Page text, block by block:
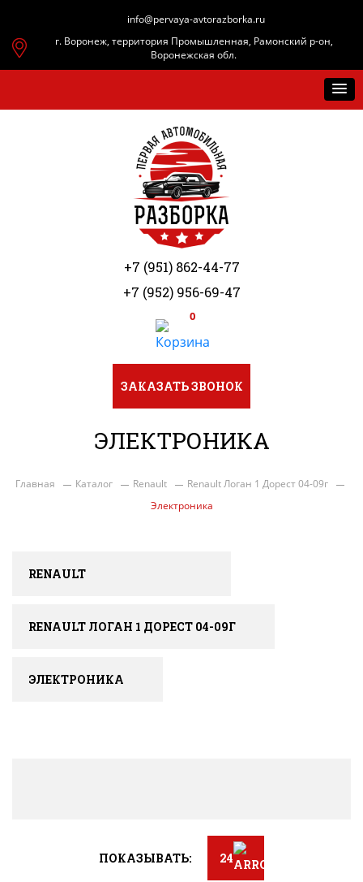
info@pervaya-avtorazborka.ru
г. Воронеж, территория Промышленная, Рамонский р-он,
Воронежская обл.
0
ЗАКАЗАТЬ ЗВОНОК
+7 (951) 862-44-77
+7 (952) 956-69-47
ЭЛЕКТРОНИКА
Главная Каталог Renault
Renault Логан 1 Дорест 04-09г
Электроника
RENAULT
RENAULT ЛОГАН 1 ДОРЕСТ 04-09Г
ЭЛЕКТРОНИКА
ПОКАЗЫВАТЬ: 24